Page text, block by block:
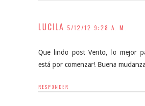
LUCILA 5/12/12 9:28 A. M.
Que lindo post Verito, lo mejor
está por comenzar! Buena
RESPONDER